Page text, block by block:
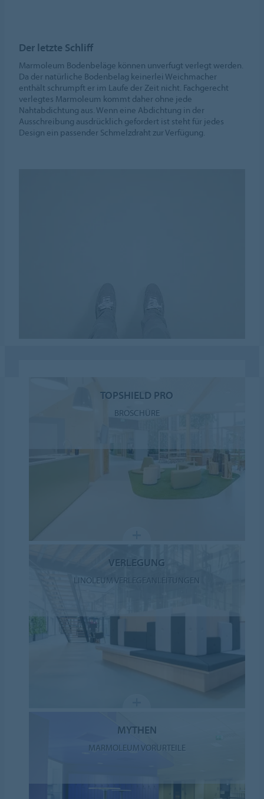
Der letzte Schliff
Marmoleum Bodenbeläge können unverfugt verlegt werden.
Da der natürliche Bodenbelag keinerlei Weichmacher
enthält schrumpft er im Laufe der Zeit nicht. Fachgerecht
verlegtes Marmoleum kommt daher ohne jede
Nahtabdichtung aus. Wenn eine Abdichtung in der
Ausschreibung ausdrücklich gefordert ist steht für jedes
Design ein passender Schmelzdraht zur Verfügung.
TOPSHIELD PRO
BROSCHÜRE
VERLEGUNG
LINOLEUM VERLEGEANLEITUNGEN
MYTHEN
MARMOLEUM VORURTEILE